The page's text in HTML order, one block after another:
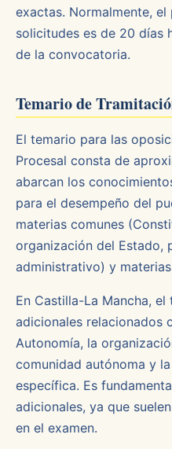
exactas. Normalmente,
solicitudes es de 20 días
de la convocatoria.
Temario de
El temario para las
Procesal consta de
abarcan los
para el desempeño del
materias comunes
organización del Estado,
administrativo) y
En Castilla-La Mancha,
adicionales relacionados
Autonomía, la
comunidad autónoma y
específica. Es
adicionales, ya que
en el examen.